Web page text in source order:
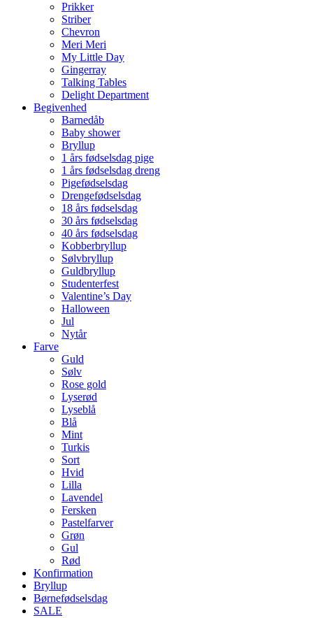
Prikker
Striber
Chevron
Meri Meri
My Little Day
Gingerray
Talking Tables
Delight Department
Begivenhed
Barnedåb
Baby shower
Bryllup
1 års fødselsdag pige
1 års fødselsdag dreng
Pigefødselsdag
Drengefødselsdag
18 års fødselsdag
30 års fødselsdag
40 års fødselsdag
Kobberbryllup
Sølvbryllup
Guldbryllup
Studenterfest
Valentine’s Day
Halloween
Jul
Nytår
Farve
Guld
Sølv
Rose gold
Lyserød
Lyseblå
Blå
Mint
Turkis
Sort
Hvid
Lilla
Lavendel
Fersken
Pastelfarver
Grøn
Gul
Rød
Konfirmation
Bryllup
Børnefødselsdag
SALE